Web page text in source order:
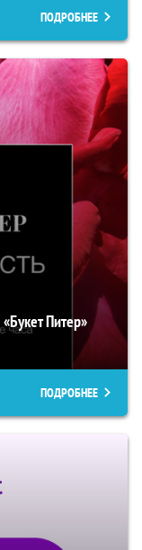
ПОДРОБНЕЕ
Питер»
ПОДРОБНЕЕ